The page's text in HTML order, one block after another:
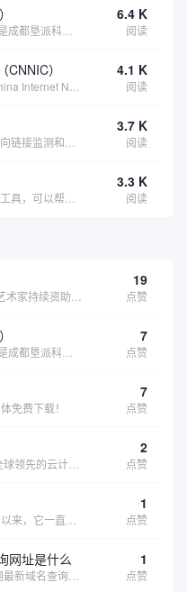
6.4 K
阅读
） 4.1 K
阅读
3.7 K
阅读
3.3 K
阅读
19
点赞
7
点赞
免费下载！
7
点赞
2
点赞
1
点赞
网址是什么 1
点赞